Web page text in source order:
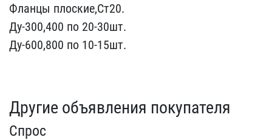
Фланцы плоски​е,Ст20.
Ду-300,400 по 20​-30шт.
Ду-600,800 по 10-​15шт.
Другие объявления покупателя
Спрос